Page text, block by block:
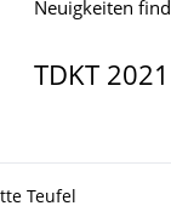
Neuigkeiten
TDKT 2021
Teufel